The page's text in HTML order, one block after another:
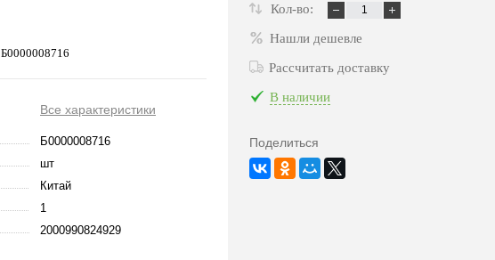
Б0000008716
Все характеристики
Б0000008716
шт
Китай
1
2000990824929
Кол-во:
Нашли дешевле
Рассчитать доставку
В наличии
Поделиться